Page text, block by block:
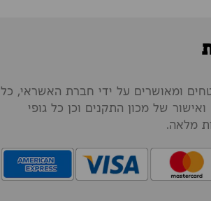
ומאושרים על ידי חברת האשראי, כל
של מכון התקנים וכן כל גופי
מלאה.